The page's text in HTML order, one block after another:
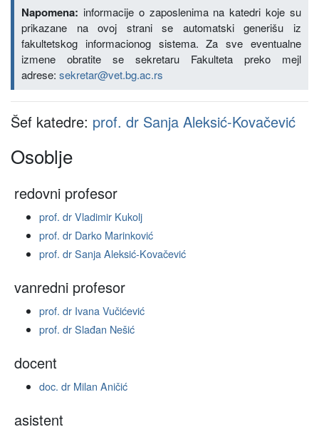
Napomena: informacije o zaposlenima na katedri koje su
prikazane na ovoj strani se automatski generišu iz
fakultetskog informacionog sistema. Za sve eventualne
izmene obratite se sekretaru Fakulteta preko mejl
adrese: sekretar@vet.bg.ac.rs
Šef katedre: prof. dr Sanja Aleksić-Kovačević
Osoblje
redovni profesor
prof. dr Vladimir Kukolj
prof. dr Darko Marinković
prof. dr Sanja Aleksić-Kovačević
vanredni profesor
prof. dr Ivana Vučićević
prof. dr Slađan Nešić
docent
doc. dr Milan Aničić
asistent